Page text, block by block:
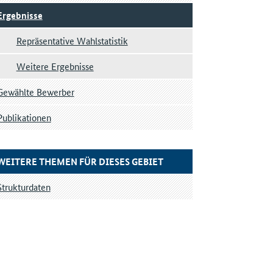
Repräsentative Wahlstatistik
Weitere Ergebnisse
Bewerber
THEMEN FÜR DIESES GEBIET